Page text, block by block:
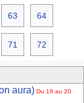
63 64
71 72
aura) Du 19 au 20